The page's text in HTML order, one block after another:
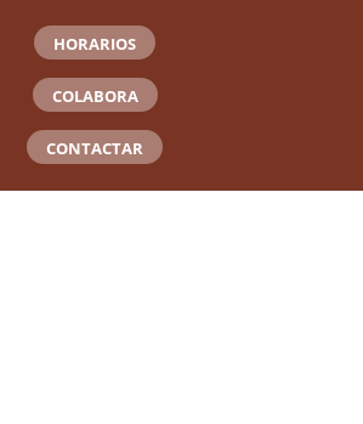
HORARIOS
COLABORA
CONTACTAR